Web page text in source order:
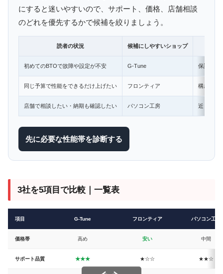
にすると迷いやすいので、サポート、価格、店舗相談
のどれを優先するかで候補を絞りましょう。
読者の状況 候補にしやすいショップ
初めてのBTOで故障や設定が不安 G-Tune 保証内容
同じ予算で性能をできるだけ上げたい フロンティア 構成のバ
店舗で相談したい・納期も確認したい パソコン工房 近くの店
先に必要な性能帯を診断する
3社を5項目で比較｜一覧表
項目 G-Tune フロンティア パソコン工房
価格帯 高め 安い 中間
サポート品質 ★★★ ★☆☆ ★★☆